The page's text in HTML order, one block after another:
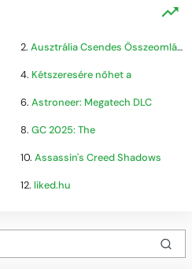
2. Ausztrália Csendes Összeomlása
4. Kétszeresére nőhet a
6. Astroneer: Megatech DLC
8. GC 2025: The
10. Assassin's Creed Shadows
12. liked.hu